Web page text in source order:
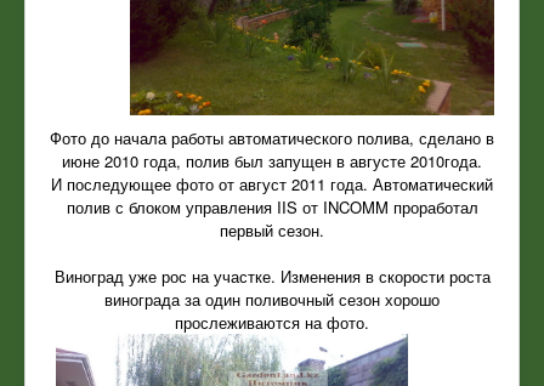
Фото до начала работы автоматического полива, сделано в
июне 2010 года, полив был запущен в августе 2010года.
И последующее фото от август 2011 года. Автоматический
полив с блоком управления IIS от INCOMM проработал
первый сезон.
Виноград уже рос на участке. Изменения в скорости роста
винограда за один поливочный сезон хорошо
прослеживаются на фото.